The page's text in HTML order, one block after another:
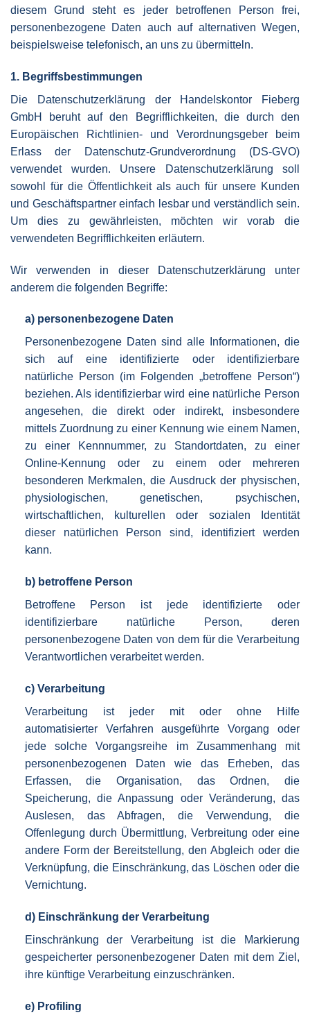
diesem Grund steht es jeder betroffenen Person frei,
personenbezogene Daten auch auf alternativen Wegen,
beispielsweise telefonisch, an uns zu übermitteln.
1. Begriffsbestimmungen
Die Datenschutzerklärung der Handelskontor Fieberg
GmbH beruht auf den Begrifflichkeiten, die durch den
Europäischen Richtlinien- und Verordnungsgeber beim
Erlass der Datenschutz-Grundverordnung (DS-GVO)
verwendet wurden. Unsere Datenschutzerklärung soll
sowohl für die Öffentlichkeit als auch für unsere Kunden
und Geschäftspartner einfach lesbar und verständlich sein.
Um dies zu gewährleisten, möchten wir vorab die
verwendeten Begrifflichkeiten erläutern.
Wir verwenden in dieser Datenschutzerklärung unter
anderem die folgenden Begriffe:
a) personenbezogene Daten
Personenbezogene Daten sind alle Informationen, die
sich auf eine identifizierte oder identifizierbare
natürliche Person (im Folgenden „betroffene Person“)
beziehen. Als identifizierbar wird eine natürliche Person
angesehen, die direkt oder indirekt, insbesondere
mittels Zuordnung zu einer Kennung wie einem Namen,
zu einer Kennnummer, zu Standortdaten, zu einer
Online-Kennung oder zu einem oder mehreren
besonderen Merkmalen, die Ausdruck der physischen,
physiologischen, genetischen, psychischen,
wirtschaftlichen, kulturellen oder sozialen Identität
dieser natürlichen Person sind, identifiziert werden
kann.
b) betroffene Person
Betroffene Person ist jede identifizierte oder
identifizierbare natürliche Person, deren
personenbezogene Daten von dem für die Verarbeitung
Verantwortlichen verarbeitet werden.
c) Verarbeitung
Verarbeitung ist jeder mit oder ohne Hilfe
automatisierter Verfahren ausgeführte Vorgang oder
jede solche Vorgangsreihe im Zusammenhang mit
personenbezogenen Daten wie das Erheben, das
Erfassen, die Organisation, das Ordnen, die
Speicherung, die Anpassung oder Veränderung, das
Auslesen, das Abfragen, die Verwendung, die
Offenlegung durch Übermittlung, Verbreitung oder eine
andere Form der Bereitstellung, den Abgleich oder die
Verknüpfung, die Einschränkung, das Löschen oder die
Vernichtung.
d) Einschränkung der Verarbeitung
Einschränkung der Verarbeitung ist die Markierung
gespeicherter personenbezogener Daten mit dem Ziel,
ihre künftige Verarbeitung einzuschränken.
e) Profiling